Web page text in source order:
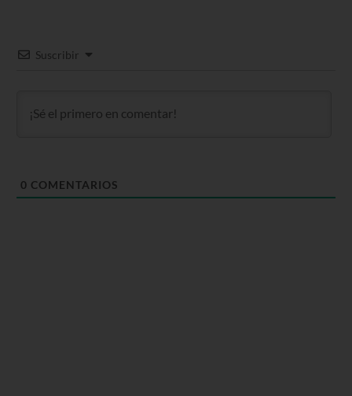
Suscribir
0 COMENTARIOS